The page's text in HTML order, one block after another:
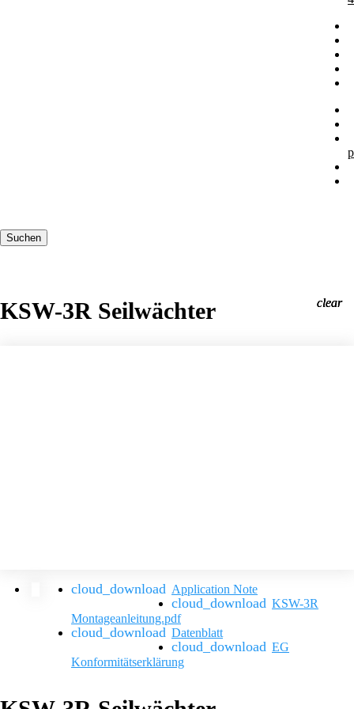
Suchen
KSW-3R Seilwächter
Application Note
KSW-3R
Montageanleitung.pdf
Datenblatt
EG
Konformitätserklärung
clear
clear
clear